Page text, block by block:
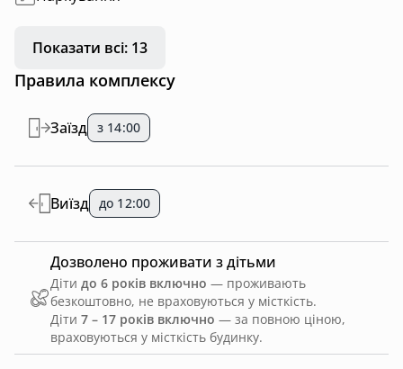
Показати всі: 13
Правила комплексу
Заїзд з 14:00
Виїзд до 12:00
Дозволено проживати з дітьми
Діти до 6 років включно — проживають
безкоштовно, не враховуються у місткість.
Діти 7 – 17 років включно — за повною ціною,
враховуються у місткість будинку.